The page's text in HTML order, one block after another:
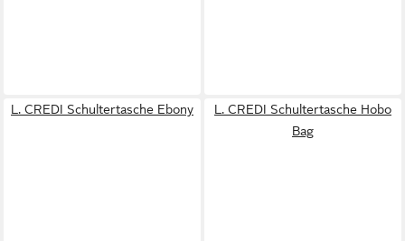
L. CREDI Schultertasche Ebony
L. CREDI Schultertasche Hobo
Bag